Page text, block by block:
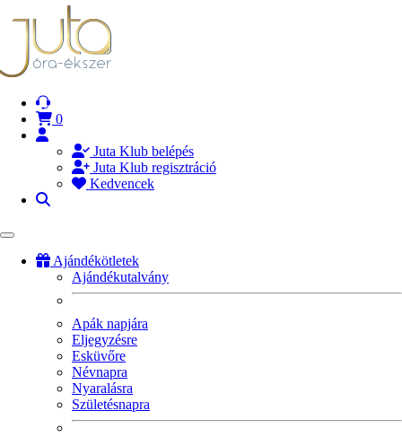
0
Juta Klub belépés
Juta Klub regisztráció
Kedvencek
Ajándékötletek
Ajándékutalvány
Apák napjára
Eljegyzésre
Esküvőre
Névnapra
Nyaralásra
Születésnapra